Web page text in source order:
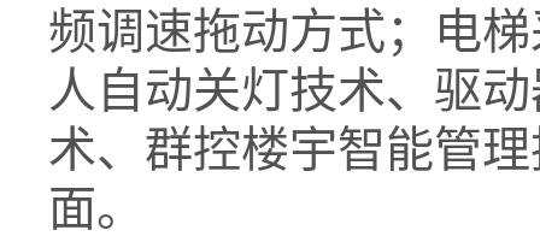
频调速拖动方式；电
人自动关灯技术、驱
术、群控楼宇智能管
面。